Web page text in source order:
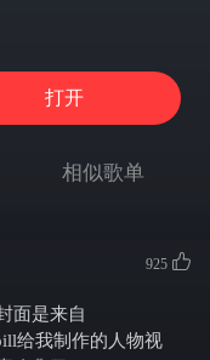
ur eyes
right
白
界裡
打开
相似歌单
925
面是来自
给我制作的人物视